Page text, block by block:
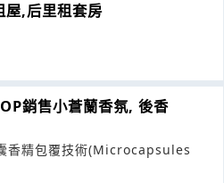
屋,后里租套房
銷售小蒼蘭香氛, 後香
香精包覆技術(Microcapsules